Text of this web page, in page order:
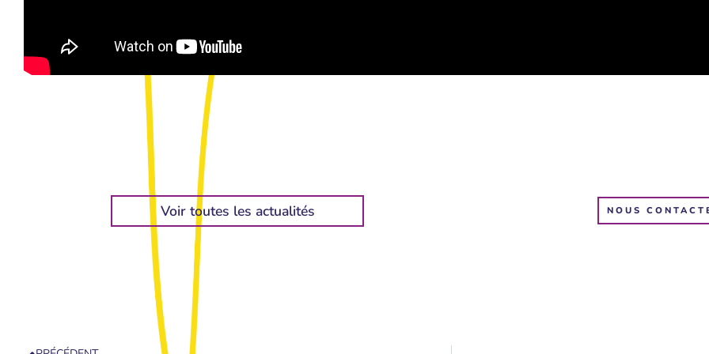
Voir toutes les actualités NOUS